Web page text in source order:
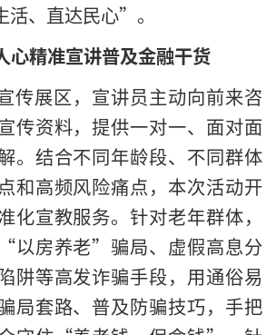
活、直达民心”。
心精准宣讲普及金融干货
传展区，宣讲员主动向前来咨
传资料，提供一对一、面对面
。结合不同年龄段、不同群体
和高频风险痛点，本次活动开
化宣教服务。针对老年群体，
以房养老”骗局、虚假高息分
阱等高发诈骗手段，用通俗易
局套路、普及防骗技巧，手把